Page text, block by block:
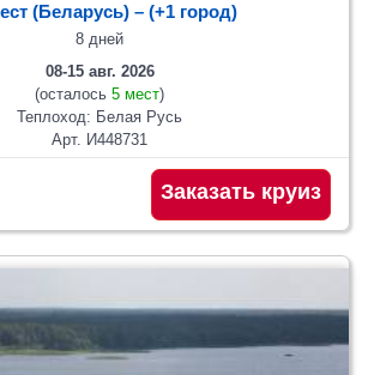
(Беларусь) – (+1 город)
8 дней
08-15 авг. 2026
(осталось 5 мест)
Теплоход: Белая Русь
Арт. И448731
Заказать круиз